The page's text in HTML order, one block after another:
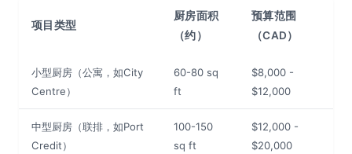
项目类型
厨房面积
（约）
预算范围
（CAD）
小型厨房（公寓，如City
Centre）
60-80 sq
ft
$8,000 -
$12,000
中型厨房（联排，如Port
Credit）
100-150
sq ft
$12,000 -
$20,000